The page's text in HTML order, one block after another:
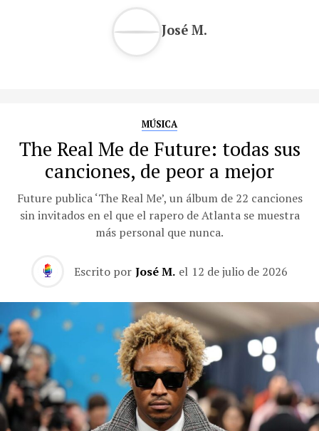
José M.
MÚSICA
The Real Me de Future: todas sus
canciones, de peor a mejor
Future publica ‘The Real Me’, un álbum de 22 canciones
sin invitados en el que el rapero de Atlanta se muestra
más personal que nunca.
Escrito por José M. el 12 de julio de 2026